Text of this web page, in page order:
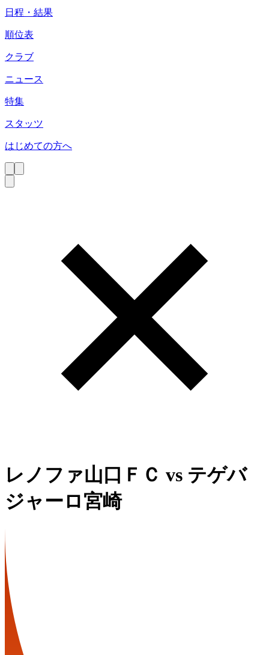
日程・結果
順位表
クラブ
ニュース
特集
スタッツ
はじめての方へ
レノファ山口ＦＣ vs テゲバ
ジャーロ宮崎